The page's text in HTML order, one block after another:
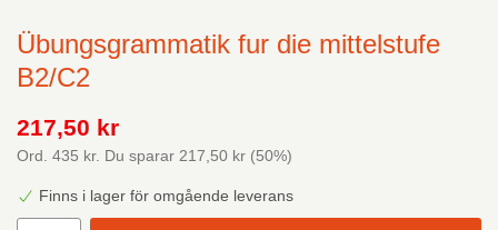
Übungsgrammatik fur die mittelstufe
B2/C2
217,50 kr
Ord. 435 kr. Du sparar 217,50 kr (50%)
Finns i lager för omgående leverans